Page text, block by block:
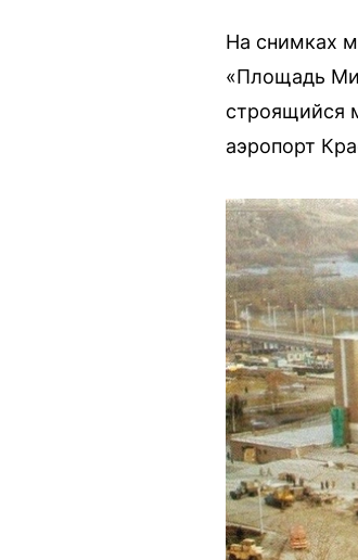
На снимках
«Площадь
строящийся
аэропорт